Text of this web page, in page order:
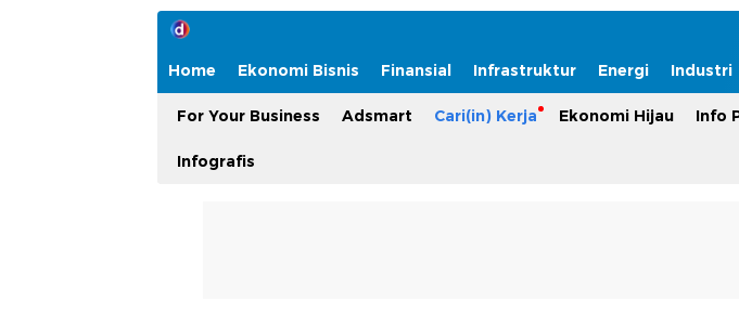
Home Ekonomi Bisnis Finansial Infrastruktur Energi Industri
For Your Business Adsmart Cari(in) Kerja Ekonomi Hijau Info
Infografis